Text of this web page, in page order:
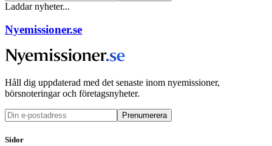
Laddar nyheter...
Nyemissioner.se
Håll dig uppdaterad med det senaste inom nyemissioner,
börsnoteringar och företagsnyheter.
Prenumerera
Sidor